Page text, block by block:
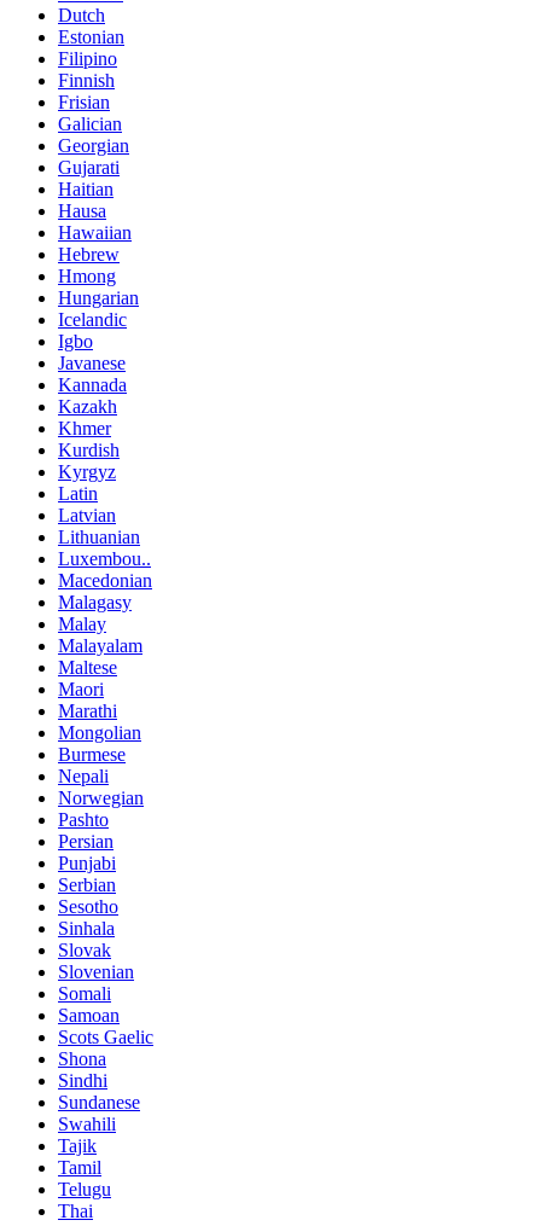
Dutch
Estonian
Filipino
Finnish
Frisian
Galician
Georgian
Gujarati
Haitian
Hausa
Hawaiian
Hebrew
Hmong
Hungarian
Icelandic
Igbo
Javanese
Kannada
Kazakh
Khmer
Kurdish
Kyrgyz
Latin
Latvian
Lithuanian
Luxembou..
Macedonian
Malagasy
Malay
Malayalam
Maltese
Maori
Marathi
Mongolian
Burmese
Nepali
Norwegian
Pashto
Persian
Punjabi
Serbian
Sesotho
Sinhala
Slovak
Slovenian
Somali
Samoan
Scots Gaelic
Shona
Sindhi
Sundanese
Swahili
Tajik
Tamil
Telugu
Thai